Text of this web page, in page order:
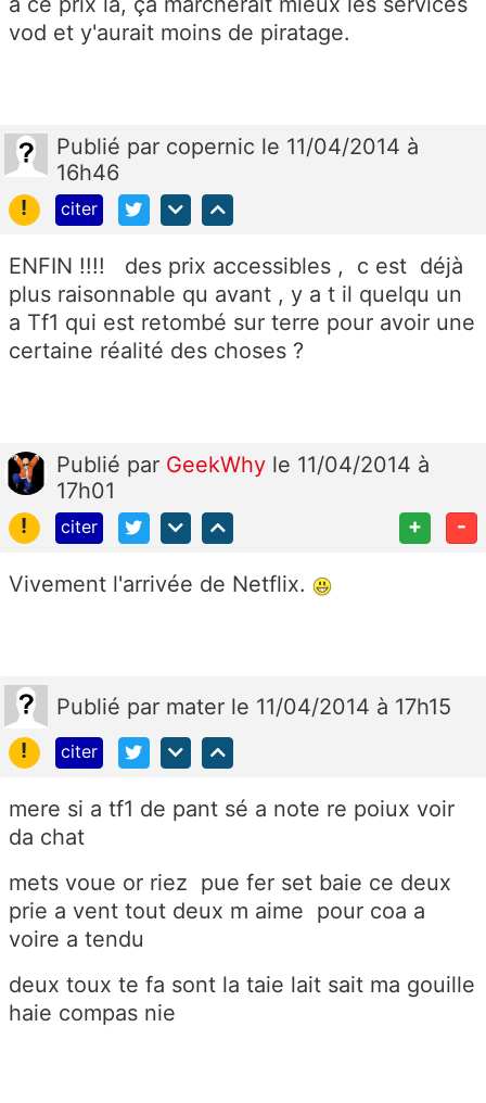
vod et y'aurait moins de piratage.
Publié par copernic le 11/04/2014 à
16h46
!
citer
ENFIN !!!! des prix accessibles , c est déjà
plus raisonnable qu avant , y a t il quelqu un
a Tf1 qui est retombé sur terre pour avoir une
certaine réalité des choses ?
Publié par GeekWhy le 11/04/2014 à
17h01
!
citer + -
Vivement l'arrivée de Netflix.
Publié par mater le 11/04/2014 à 17h15
!
citer
mere si a tf1 de pant sé a note re poiux voir
da chat
mets voue or riez pue fer set baie ce deux
prie a vent tout deux m aime pour coa a
voire a tendu
deux toux te fa sont la taie lait sait ma gouille
haie compas nie